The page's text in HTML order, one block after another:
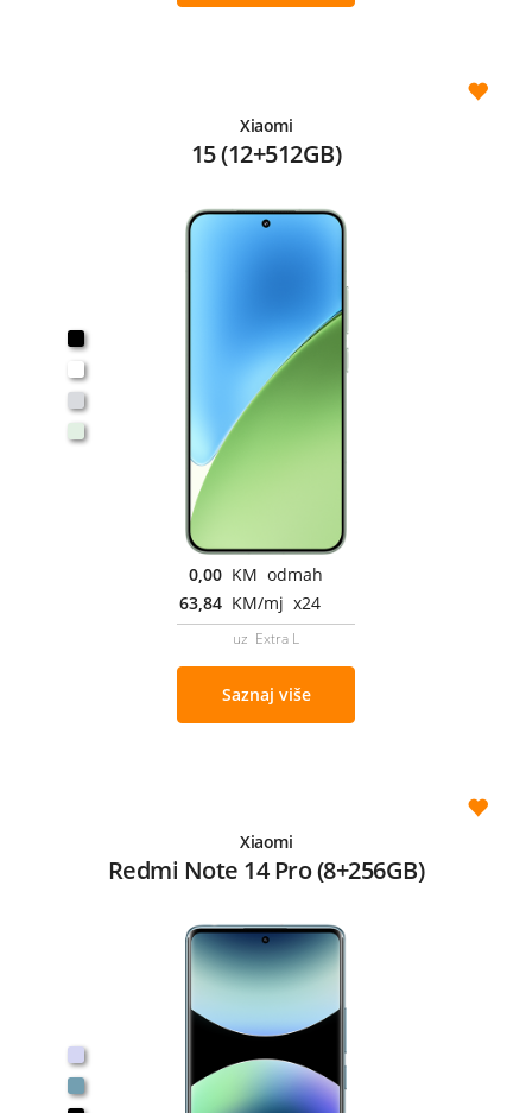
Xiaomi
15 (12+512GB)
0,00 KM odmah
63,84 KM/mj x24
uz Extra L
Saznaj više
Xiaomi
Redmi Note 14 Pro (8+256GB)